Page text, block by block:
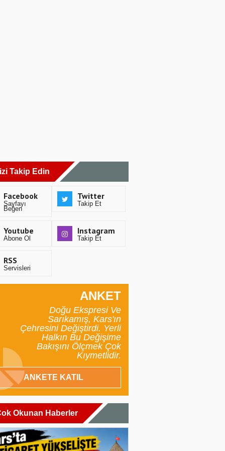
Takip Edin
Facebook
Sayfayı
Beğen
Twitter
Takip Et
Youtube
Abone Ol
Instagram
Takip Et
RSS
Servisleri
ANKET
Doğu Ekspresi Ve
Sarıkamış, Kars'ın
Çehresini Değiştirdi. Yerli
Halkın Bu Değişime
Bakışını Ölçmek Çok
Kıymetlidir.
ANKETE KATIL
Okunan Haberler